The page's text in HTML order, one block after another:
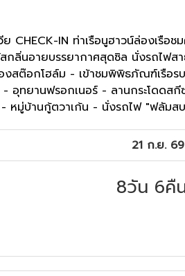
ย CHECK-IN ท่าเรือนูฮาวน์ล่องเรือ
ลิ่นอายบรรยากาศสุดซิล นั่งรถไฟส
งสต๊อกโฮล์ม - เข้าชมพิพิธภัณฑ์เรือร
อุทยานฟรอกเนอร์ - ลานกระโดดสกี
หมู่บ้านกู้ตวาเก้น - นั่งรถไฟ "ฟลัมส
ชินีเกฟิออน - พระราชวังคริสเตียนบ
เกน - ท่าเรือนูฮาวน์ - ถนนสตรอยก์
21 ก.ย.
8วัน 6คื